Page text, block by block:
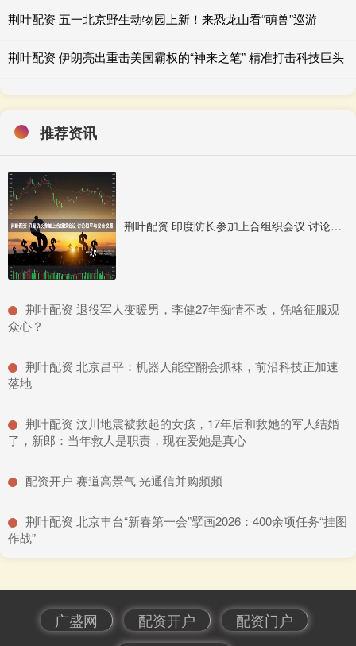
荆叶配资 五一北京野生动物园上新！来恐龙山看“萌兽”巡游
荆叶配资 伊朗亮出重击美国霸权的“神来之笔” 精准打击科技巨头
推荐资讯
荆叶配资 印度防长参加上合组织会议 讨论和平与安全议题
​荆叶配资 退役军人变暖男，李健27年痴情不改，凭啥征服观
众心？
​荆叶配资 北京昌平：机器人能空翻会抓袜，前沿科技正加速
落地
​荆叶配资 汶川地震被救起的女孩，17年后和救她的军人结婚
了，新郎：当年救人是职责，现在爱她是真心
​配资开户 赛道高景气 光通信并购频频
​荆叶配资 北京丰台“新春第一会”擘画2026：400余项任务“挂图
作战”
广盛网 配资开户
配资门户